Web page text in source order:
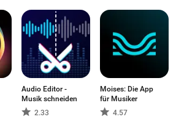
Audio Editor -
Musik schneiden
2.33
Moises: Die App
für Musiker
4.57